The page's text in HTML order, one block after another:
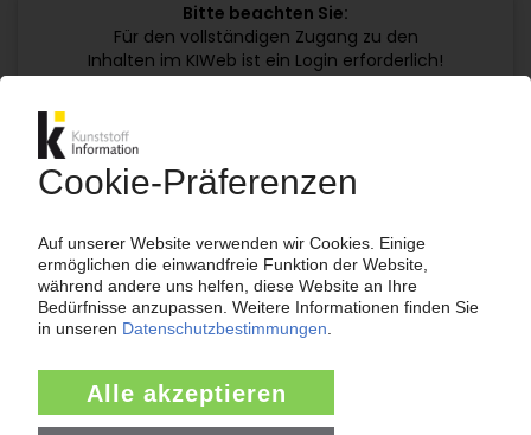
Bitte beachten Sie:
Für den vollständigen Zugang zu den
Inhalten im KIWeb ist ein Login erforderlich!
Jetzt weiterlesen mit einem KI Abo:
jährlich kündbar
ab99€/Monat
Jetzt kostenlos testen